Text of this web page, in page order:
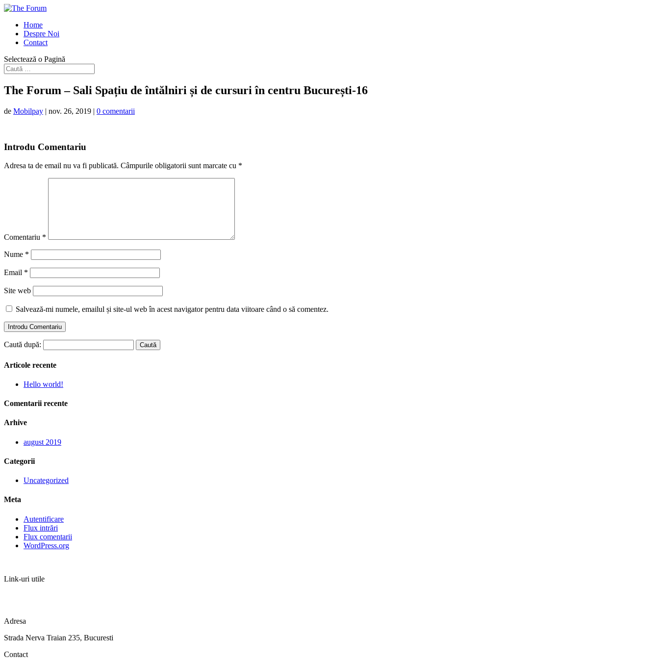
Home
Despre Noi
Contact
Selectează o Pagină
The Forum – Sali Spațiu de întălniri și de cursuri în centru București-16
de Mobilpay | nov. 26, 2019 | 0 comentarii
Introdu Comentariu
Adresa ta de email nu va fi publicată. Câmpurile obligatorii sunt marcate cu *
Comentariu *
Nume *
Email *
Site web
Salvează-mi numele, emailul și site-ul web în acest navigator pentru data viitoare când o să comentez.
Caută după:
Articole recente
Hello world!
Comentarii recente
Arhive
august 2019
Categorii
Uncategorized
Meta
Autentificare
Flux intrări
Flux comentarii
WordPress.org
Link-uri utile
Adresa
Strada Nerva Traian 235, Bucuresti
Contact